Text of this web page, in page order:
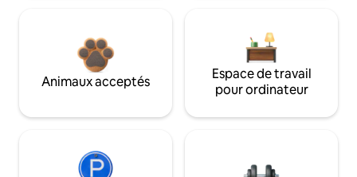
Animaux acceptés
Espace de travail
pour ordinateur